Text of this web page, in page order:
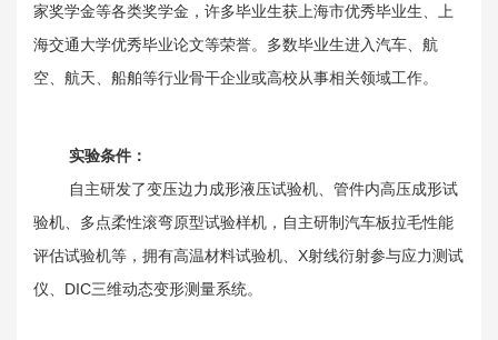
家奖学金等各类奖学金，许多毕业生获上海市优秀毕业生、上
海交通大学优秀毕业论文等荣誉。多数毕业生进入汽车、航
空、航天、船舶等行业骨干企业或高校从事相关领域工作。
实验条件：
自主研发了变压边力成形液压试验机、管件内高压成形试
验机、多点柔性滚弯原型试验样机，自主研制汽车板拉毛性能
评估试验机等，拥有高温材料试验机、X射线衍射参与应力测试
仪、DIC三维动态变形测量系统。